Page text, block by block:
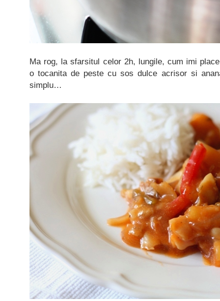
Ma rog, la sfarsitul celor 2h, lungile, cum imi
o tocanita de peste cu sos dulce acrisor si
simplu…